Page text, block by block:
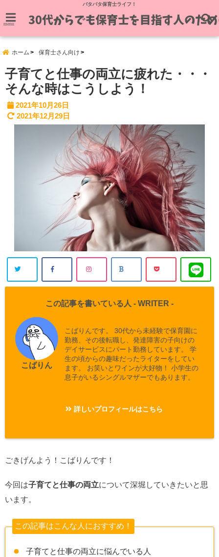
バタバタ保育士ライフ！
menu
ホーム 保育士さん向け
子育てと仕事の両立に疲れた・・・
そんな時はこうしよう！
2021年10月26日
2021年12月29日
この記事を書いている人 - WRITER -
こばりん
こばりんです。 30代から未経験で保育園に
勤務、その後転職し、発達障害の子向けの
デイサービスにパート勤務しています。 学
生の頃からの趣味だったライターをしてい
ます。 お笑いとワインが大好物！ 小学生の
息子がいるシングルマザーでもあります。
詳しいプロフィールはこちら
ごきげんよう！こばりんです！
今回は子育てと仕事の両立について深堀していきたいと思
います。
この記事はこんな人におすすめ！
子育てと仕事の両立に悩んでいる人